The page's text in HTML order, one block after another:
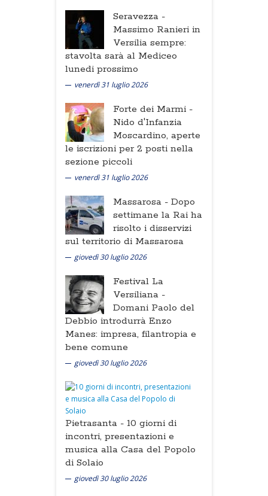
Seravezza -
Massimo Ranieri in
Versilia sempre:
stavolta sarà al Mediceo
lunedi prossimo
venerdì 31 luglio 2026
Forte dei Marmi -
Nido d'Infanzia
Moscardino, aperte
le iscrizioni per 2 posti nella
sezione piccoli
venerdì 31 luglio 2026
Massarosa - Dopo
settimane la Rai ha
risolto i disservizi
sul territorio di Massarosa
giovedì 30 luglio 2026
Festival La
Versiliana -
Domani Paolo del
Debbio introdurrà Enzo
Manes: impresa, filantropia e
bene comune
giovedì 30 luglio 2026
Pietrasanta - 10 giorni di
incontri, presentazioni e
musica alla Casa del Popolo
di Solaio
giovedì 30 luglio 2026